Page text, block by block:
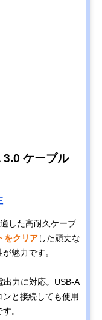
ケーブル
した高耐久ケーブ
をクリアした頑丈な
魅力です。
力に対応。USB-A
と接続しても使用
。